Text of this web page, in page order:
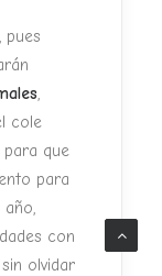
pues
,
cole
que
para
con
olvidar